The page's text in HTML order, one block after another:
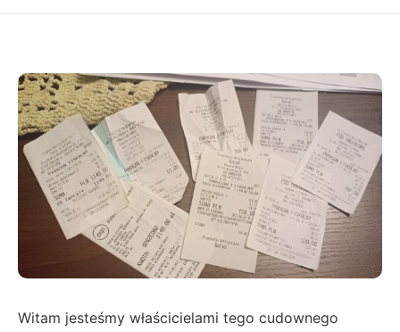
Witam jesteśmy właścicielami tego cudownego